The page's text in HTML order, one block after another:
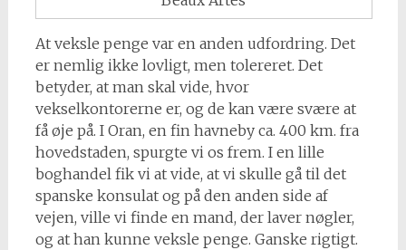
At veksle penge var en anden udfordring. Det
er nemlig ikke lovligt, men tolereret. Det
betyder, at man skal vide, hvor
vekselkontorerne er, og de kan være svære at
få øje på. I Oran, en fin havneby ca. 400 km. fra
hovedstaden, spurgte vi os frem. I en lille
boghandel fik vi at vide, at vi skulle gå til det
spanske konsulat og på den anden side af
vejen, ville vi finde en mand, der laver nøgler,
og at han kunne veksle penge. Ganske rigtigt.